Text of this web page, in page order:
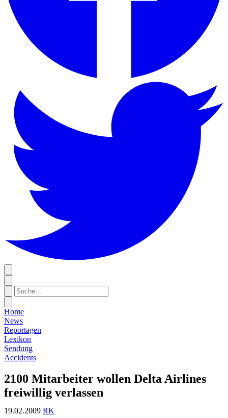
Home
News
Reportagen
Lexikon
Sendung
Accidents
2100 Mitarbeiter wollen Delta Airlines
freiwillig verlassen
19.02.2009 RK